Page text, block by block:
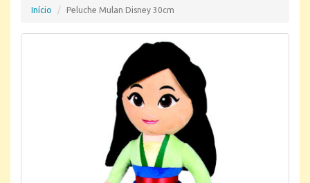
Início Peluche Mulan Disney 30cm